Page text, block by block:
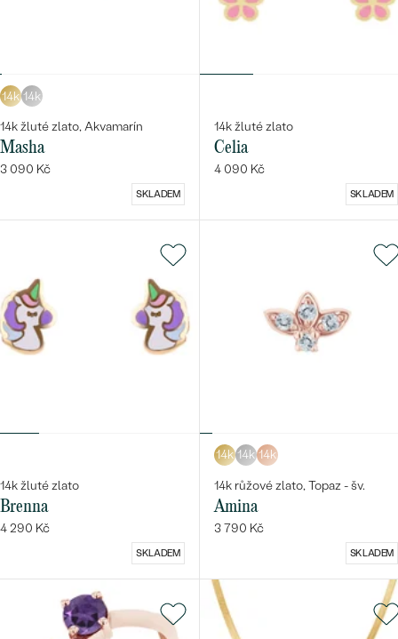
14k 14k
14k žluté zlato, Akvamarín
Masha
3 090 Kč
SKLADEM
14k žluté zlato
Celia
4 090 Kč
SKLADEM
14k žluté zlato
Brenna
4 290 Kč
SKLADEM
14k 14k 14k
14k růžové zlato, Topaz - šv.
Amina
3 790 Kč
SKLADEM